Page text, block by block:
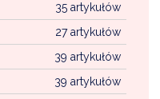
35 artykułów
27 artykułów
39 artykułów
39 artykułów